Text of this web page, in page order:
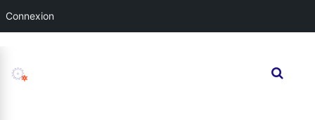
Connexion